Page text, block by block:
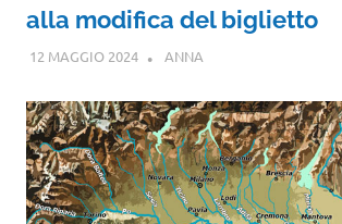
alla modifica del biglietto
12 MAGGIO 2024 ANNA